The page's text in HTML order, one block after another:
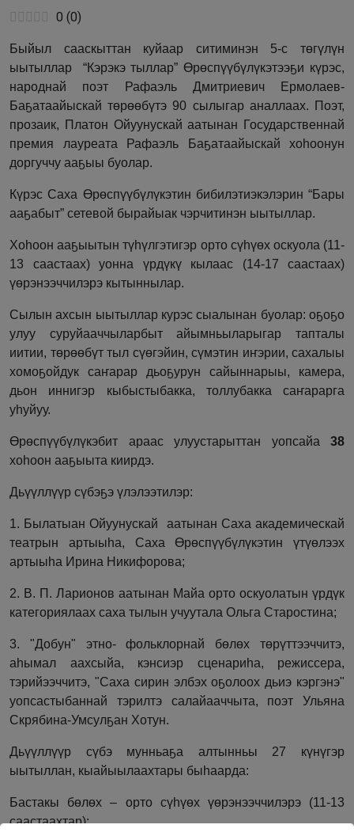
0 (0)
Быйыл сааскыттан куйаар ситиминэн 5-с төгүлүн
ыытыллар “Кэрэкэ тыллар” Өрөспүүбүлүкэтээҕи күрэс,
народнай поэт Рафаэль Дмитриевич Ермолаев-
Баҕатаайыскай төрөөбүтэ 90 сылыгар аналлаах. Поэт,
прозаик, Платон Ойуунускай аатынан Государственнай
премия лауреата Рафаэль Баҕатаайыскай хоһоонун
доргуччу ааҕыы буолар.
Күрэс Саха Өрөспүүбүлүкэтин бибилэтиэкэлэрин “Бары
ааҕабыт” сетевой бырайыак чэрчитинэн ыытыллар.
Хоһоон ааҕыытын түһүлгэтигэр орто сүһүөх оскуола (11-
13 саастаах) уонна үрдүкү кылаас (14-17 саастаах)
үөрэнээччилэрэ кытыннылар.
Сылын ахсын ыытыллар курэс сыалынан буолар: оҕоҕо
улуу суруйааччыларбыт айымньыларыгар тапталы
иитии, төрөөбүт тыл сүөгэйин, сүмэтин иҥэрии, сахалыы
хомоҕойдук саҥарар дьоҕурун сайыннарыы, камера,
дьон иннигэр кыбыстыбакка, толлубакка саҥарарга
уһуйуу.
Өрөспүүбүлүкэбит араас улуустарыттан уопсайа 38
хоһоон ааҕыыта киирдэ.
Дьүүллүүр сүбэҕэ үлэлээтилэр:
1. Былатыан Ойуунускай аатынан Саха академическай
театрын артыыһа, Саха Өрөспүүбүлүкэтин үтүөлээх
артыыһа Ирина Никифорова;
2. В. П. Ларионов аатынан Майа орто оскуолатын үрдүк
категориялаах саха тылын учуутала Ольга Старостина;
3. "Добун" этно- фольклорнай бөлөх төрүттээччитэ,
аһымал аахсыйа, кэнсиэр сценариһа, режиссера,
тэрийээччитэ, "Саха сирин элбэх оҕолоох дьиэ кэргэнэ"
уопсастыбаннай тэрилтэ салайааччыта, поэт Ульяна
Скрябина-Умсулҕан Хотун.
Дьүүллүүр сүбэ мунньаҕа алтынньы 27 күнүгэр
ыытыллан, кыайыылаахтары быһаарда:
Бастакы бөлөх – орто сүһүөх үөрэнээччилэрэ (11-13
саастаахтар):